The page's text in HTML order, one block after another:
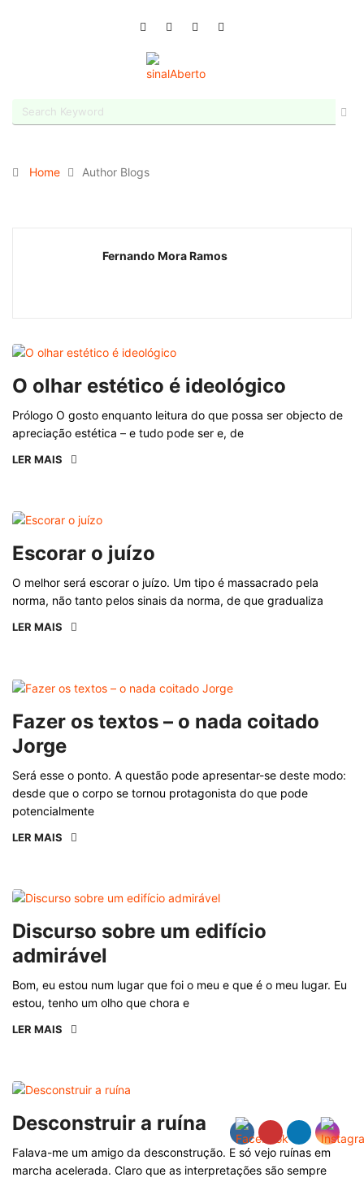
Home Author Blogs
Fernando Mora Ramos
O olhar estético é ideológico
Prólogo O gosto enquanto leitura do que possa ser objecto de
apreciação estética – e tudo pode ser e, de
LER MAIS
Escorar o juízo
O melhor será escorar o juízo. Um tipo é massacrado pela
norma, não tanto pelos sinais da norma, de que gradualiza
LER MAIS
Fazer os textos – o nada coitado
Jorge
Será esse o ponto. A questão pode apresentar-se deste modo:
desde que o corpo se tornou protagonista do que pode
potencialmente
LER MAIS
Discurso sobre um edifício
admirável
Bom, eu estou num lugar que foi o meu e que é o meu lugar. Eu
estou, tenho um olho que chora e
LER MAIS
Desconstruir a ruína
Falava-me um amigo da desconstrução. E só vejo ruínas em
marcha acelerada. Claro que as interpretações são sempre